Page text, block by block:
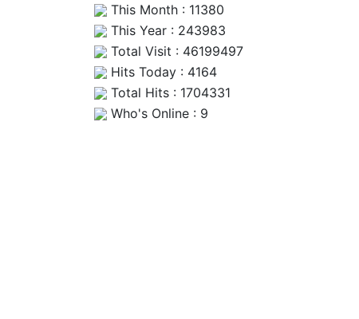
This Month : 11380
This Year : 243983
Total Visit : 46199497
Hits Today : 4164
Total Hits : 1704331
Who's Online : 9